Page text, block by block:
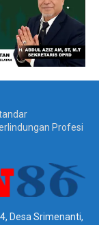
Profesi
Desa Srimenanti,